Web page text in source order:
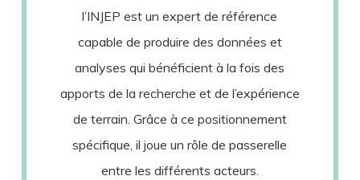
l’INJEP est un expert de référence
capable de produire des données et
analyses qui bénéficient à la fois des
apports de la recherche et de l’expérience
de terrain. Grâce à ce positionnement
spécifique, il joue un rôle de passerelle
entre les différents acteurs.